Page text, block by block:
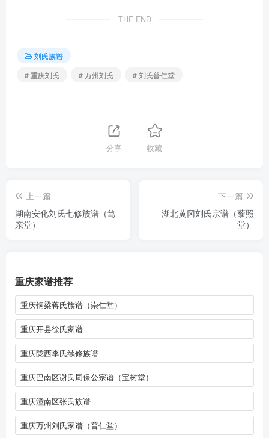
THE END
刘氏族谱
# 重庆刘氏
# 万州刘氏 # 刘氏普仁堂
分享 收藏
上一篇
湖南安化刘氏七修族谱（笃
亲堂）
下一篇
湖北黄冈刘氏宗谱（藜照
堂）
重庆家谱推荐
重庆铜梁蒋氏族谱（崇仁堂）
重庆开县徐氏家谱
重庆陇西李氏续修族谱
重庆巴南区谢氏周保公宗谱（宝树堂）
重庆潼南区张氏族谱
重庆万州刘氏家谱（普仁堂）